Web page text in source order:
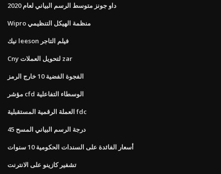
داو جونز متوسط ​​الرسم البياني لعام 2020
Wipro منظمة الهيكل التنظيمي
نيك leeson فيلم التاجر
Cny لتحويل العملات zar
الفجوة الفضية 10 خارج الرمز
مؤشر cfd الوسطاء التفاعلية
العملة الرقمية المستقبلية fdc
45 درجة الرسم البياني المسح
أسعار الفائدة على السندات الحكومية 10 سنوات
تشفير كازينو على الانترنت